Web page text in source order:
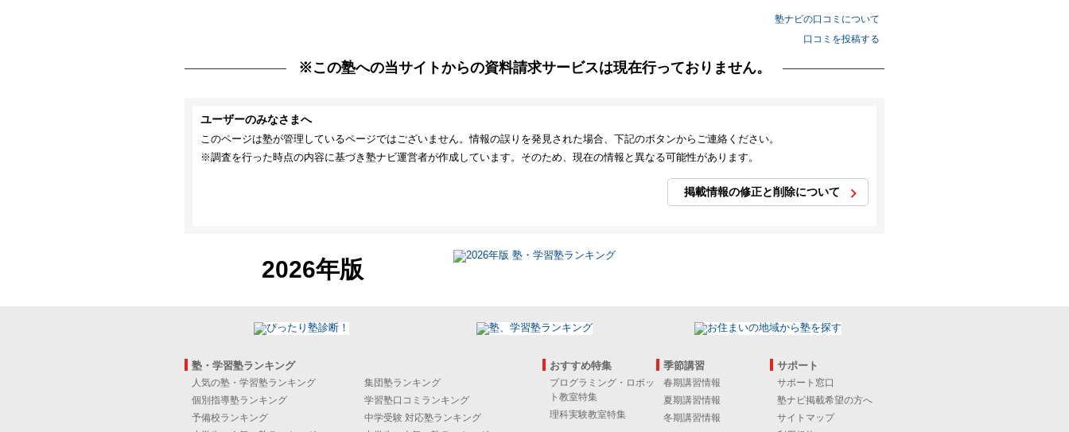
塾ナビの口コミについて
口コミを投稿する
※この塾への当サイトからの資料請求サービスは現在行っておりません。
ユーザーのみなさまへ
このページは塾が管理しているページではございません。情報の誤りを発見された場合、下記のボタンからご連絡ください。
※調査を行った時点の内容に基づき塾ナビ運営者が作成しています。そのため、現在の情報と異なる可能性があります。
掲載情報の修正と削除について
2026年版
塾・学習塾ランキング
人気の塾・学習塾ランキング
集団塾ランキング
個別指導塾ランキング
学習塾口コミランキング
予備校ランキング
中学受験 対応塾ランキング
おすすめ特集
プログラミング・ロボッ
ト教室特集
理科実験教室特集
季節講習
春期講習情報
夏期講習情報
冬期講習情報
サポート
サポート窓口
塾ナビ掲載希望の方へ
サイトマップ